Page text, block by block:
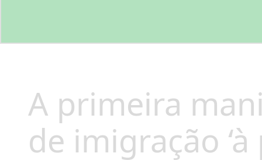
A primeira
de imigração